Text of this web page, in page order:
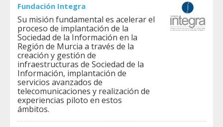
Fundación Integra
Su misión fundamental es acelerar el
proceso de implantación de la
Sociedad de la Información en la
Región de Murcia a través de la
creación y gestión de
infraestructuras de Sociedad de la
Información, implantación de
servicios avanzados de
telecomunicaciones y realización de
experiencias piloto en estos
ámbitos.